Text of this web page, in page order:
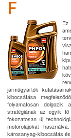
F
Ez
járműgyártók
kibocsátása
folyamatosan dolgozik
stratégiának az egyik
fokozatosan új
motorolajokat
károsanyag-kibocsátás